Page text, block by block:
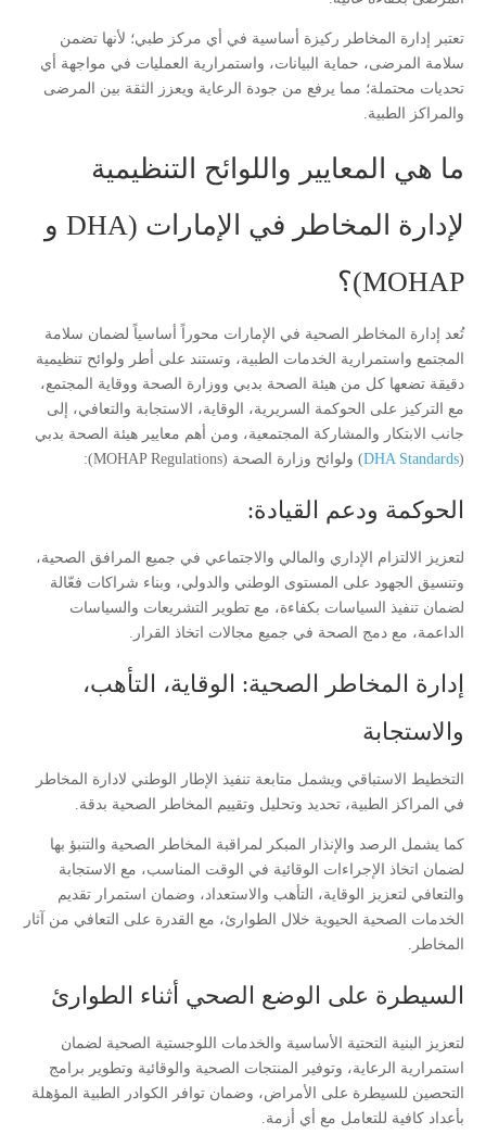
تعتبر إدارة المخاطر ركيزة أساسية في أي مركز طبي؛ لأنها تضمن
سلامة المرضى، حماية البيانات، واستمرارية العمليات في مواجهة أي
تحديات محتملة؛ مما يرفع من جودة الرعاية ويعزز الثقة بين المرضى
والمراكز الطبية.
ما هي المعايير واللوائح التنظيمية
لإدارة المخاطر في الإمارات (DHA و
MOHAP)؟
تُعد إدارة المخاطر الصحية في الإمارات محوراً أساسياً لضمان سلامة
المجتمع واستمرارية الخدمات الطبية، وتستند على أطر ولوائح تنظيمية
دقيقة تضعها كل من هيئة الصحة بدبي ووزارة الصحة ووقاية المجتمع،
مع التركيز على الحوكمة السريرية، الوقاية، الاستجابة والتعافي، إلى
جانب الابتكار والمشاركة المجتمعية، ومن أهم معايير هيئة الصحة بدبي
(
DHA Standards) ولوائح وزارة الصحة (MOHAP Regulations):
الحوكمة ودعم القيادة:
لتعزيز الالتزام الإداري والمالي والاجتماعي في جميع المرافق الصحية،
وتنسيق الجهود على المستوى الوطني والدولي، وبناء شراكات فعّالة
لضمان تنفيذ السياسات بكفاءة، مع تطوير التشريعات والسياسات
الداعمة، مع دمج الصحة في جميع مجالات اتخاذ القرار.
إدارة المخاطر الصحية: الوقاية، التأهب،
والاستجابة
التخطيط الاستباقي ويشمل متابعة تنفيذ الإطار الوطني لادارة المخاطر
في المراكز الطبية، تحديد وتحليل وتقييم المخاطر الصحية بدقة.
كما يشمل الرصد والإنذار المبكر لمراقبة المخاطر الصحية والتنبؤ بها
لضمان اتخاذ الإجراءات الوقائية في الوقت المناسب، مع الاستجابة
والتعافي لتعزيز الوقاية، التأهب والاستعداد، وضمان استمرار تقديم
الخدمات الصحية الحيوية خلال الطوارئ، مع القدرة على التعافي من آثار
المخاطر.
السيطرة على الوضع الصحي أثناء الطوارئ
لتعزيز البنية التحتية الأساسية والخدمات اللوجستية الصحية لضمان
استمرارية الرعاية، وتوفير المنتجات الصحية والوقائية وتطوير برامج
التحصين للسيطرة على الأمراض، وضمان توافر الكوادر الطبية المؤهلة
بأعداد كافية للتعامل مع أي أزمة.